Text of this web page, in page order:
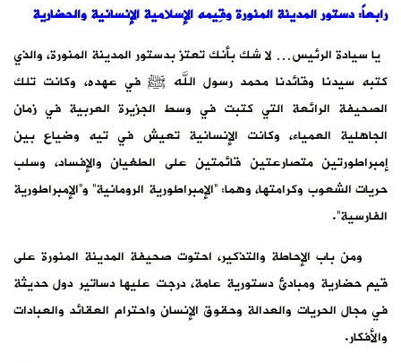
رابعاً: دستور المدينة المنورة وقِيمه الإسلامية الإنسانية والحضارية
يا سيادة الرئيس… لا شك بأنك تعتز بدستور المدينة المنورة، والذي
كتبه سيدنا وقائدنا محمد رسول الله ﷺ في عهده، وكانت تلك
الصحيفة الرائعة التي كتبت في وسط الجزيرة العربية في زمان
الجاهلية العمياء، وكانت الإنسانية تعيش في تيه وضياع بين
إمبراطورتين متصارعتين قائمتين على الطغيان والإفساد، وسلب
حريات الشعوب وكرامتها، وهما: “الإمبراطورية الرومانية” و”الإمبراطورية
الفارسية”.
ومن باب الإحاطة والتذكير، احتوت صحيفة المدينة المنورة على
قيم حضارية ومبادئ دستورية عامة، درجت عليها دساتير دول حديثة
في مجال الحريات والعدالة وحقوق الإنسان واحترام العقائد والعبادات
والأفكار.